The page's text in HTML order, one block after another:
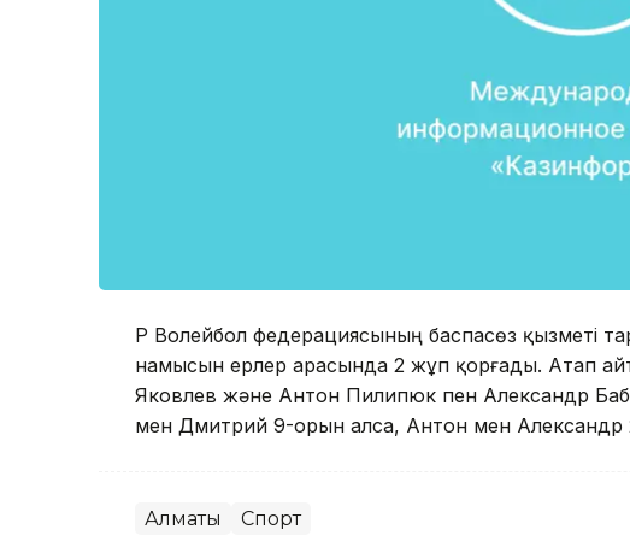
ҚР Волейбол федерациясының баспасөз қызметі
намысын ерлер арасында 2 жұп қорғады. Атап
Яковлев және Антон Пилипюк пен Александр
мен Дмитрий 9-орын алса, Антон мен Александр
Алматы Спорт